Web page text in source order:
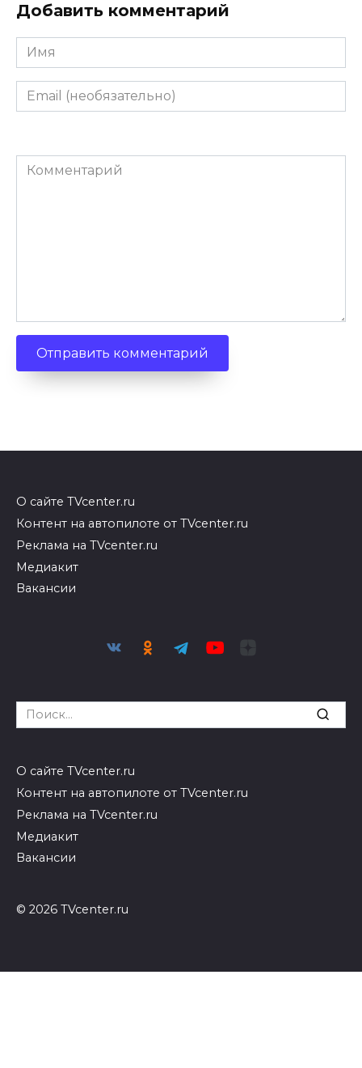
Добавить комментарий
Имя
Email
(необязательно)
Комментарий
О сайте TVcenter.ru
Контент на автопилоте от TVcenter.ru
Реклама на TVcenter.ru
Медиакит
Вакансии
Search
for:
О сайте TVcenter.ru
Контент на автопилоте от TVcenter.ru
Реклама на TVcenter.ru
Медиакит
Вакансии
© 2026 TVcenter.ru